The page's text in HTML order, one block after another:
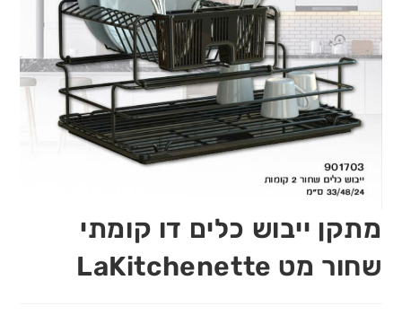
מתקן ייבוש כלים דו קומתי
שחור מט LaKitchenette